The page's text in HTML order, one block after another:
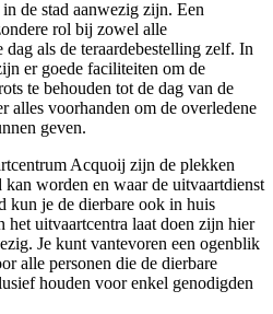
de stad aanwezig zijn. Een
rol bij zowel alle
als de teraardebestelling zelf. In
er goede faciliteiten om de
te behouden tot de dag van de
alles voorhanden om de overledene
geven.
Acquoij zijn de plekken
kan worden en waar de uitvaartdienst
kun je de dierbare ook in huis
het uitvaartcentra laat doen zijn hier
Je kunt vantevoren een ogenblik
alle personen die de dierbare
houden voor enkel genodigden